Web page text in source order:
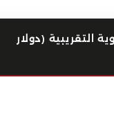
التقريبية (دولار